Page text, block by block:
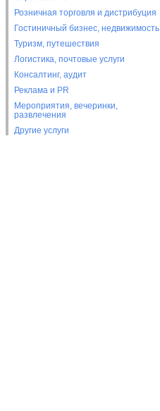
Розничная торговля и дистрибуция
Гостиничный бизнес, недвижимость
Туризм, путешествия
Логистика, почтовые услуги
Консалтинг, аудит
Реклама и PR
Мероприятия, вечеринки,
развлечения
Другие услуги